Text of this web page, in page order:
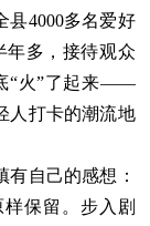
县4000多名爱好
多，接待观众
“火”了起来——
人打卡的潮流地
自己的感想：
保留。步入剧